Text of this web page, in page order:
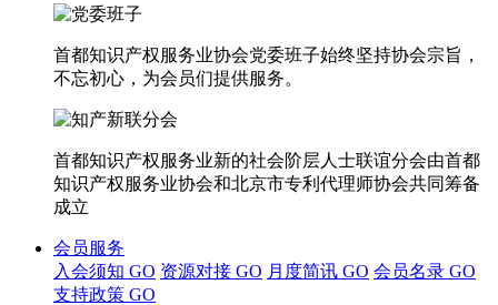
首都知识产权服务业协会党委班子始终坚持协会宗旨，
不忘初心，为会员们提供服务。
首都知识产权服务业新的社会阶层人士联谊分会由首都
知识产权服务业协会和北京市专利代理师协会共同筹备
成立
会员服务
入会须知 GO 资源对接 GO 月度简讯 GO 会员名录 GO
支持政策 GO